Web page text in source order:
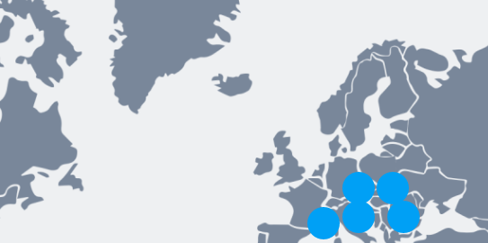
Toggle hotspot
Toggle hotspot
Toggle hotspot
Toggle hotspot
Toggle hotspot